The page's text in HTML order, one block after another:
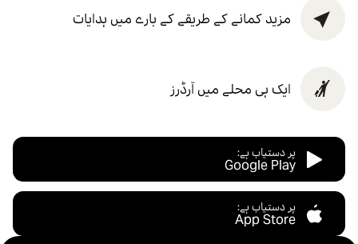
مزید کمانے کے طریقے کے بارے میں ہدایات
ایک ہی محلے میں آرڈرز
پر دستیاب ہے:
Google Play
پر دستیاب ہے:
App Store